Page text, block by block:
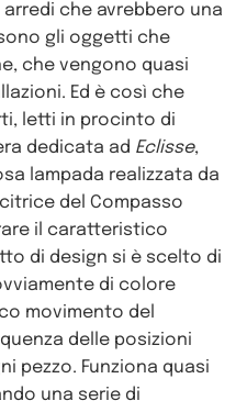
che avrebbero una
gli oggetti che
che vengono quasi
Ed è così che
letti in procinto di
dedicata ad Eclisse,
lampada realizzata da
del Compasso
il caratteristico
di design si è scelto di
di colore
movimento del
delle posizioni
pezzo. Funziona quasi
una serie di